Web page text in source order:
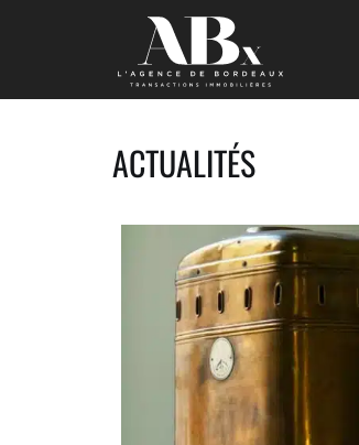
ACTUALITÉS